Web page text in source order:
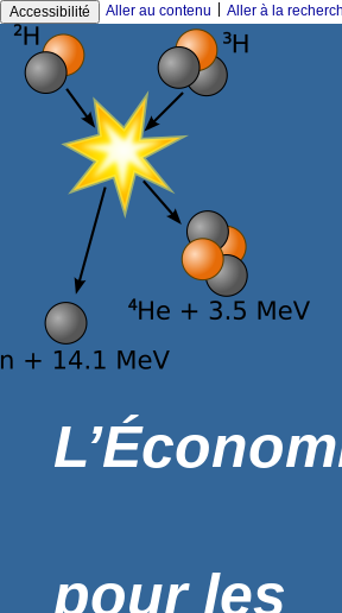
Accessibilité Aller au contenu Aller à la
pour les